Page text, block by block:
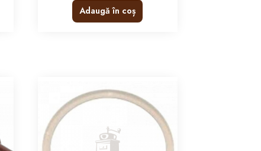
Adaugă în coș